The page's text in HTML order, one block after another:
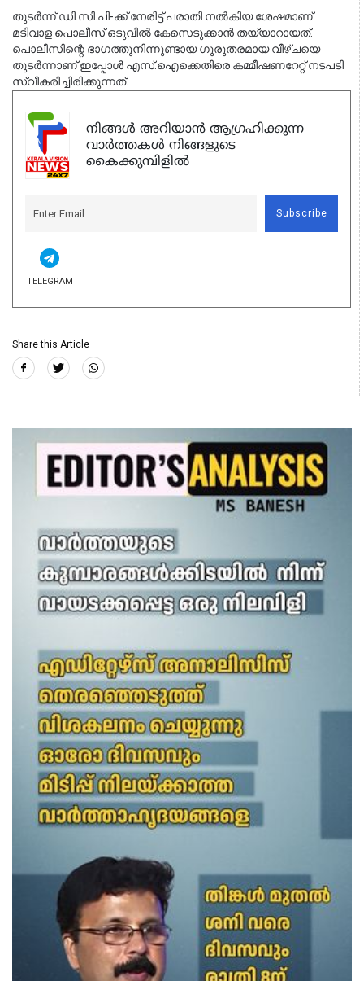
തുടർന്ന് ഡി.സി.പി-ക്ക് നേരിട്ട് പരാതി നൽകിയ ശേഷമാണ്
മടിവാള പൊലീസ് ഒടുവിൽ കേസെടുക്കാൻ തയ്യാറായത്.
പൊലീസിന്റെ ഭാഗത്തുനിന്നുണ്ടായ ഗുരുതരമായ വീഴ്ചയെ
തുടർന്നാണ് ഇപ്പോൾ എസ്.ഐക്കെതിരെ കമ്മീഷണറേറ്റ് നടപടി
സ്വീകരിച്ചിരിക്കുന്നത്.
നിങ്ങൾ അറിയാൻ ആഗ്രഹിക്കുന്ന
വാർത്തകൾ നിങ്ങളുടെ
കൈക്കുമ്പിളിൽ
Subscribe
TELEGRAM
Share this Article